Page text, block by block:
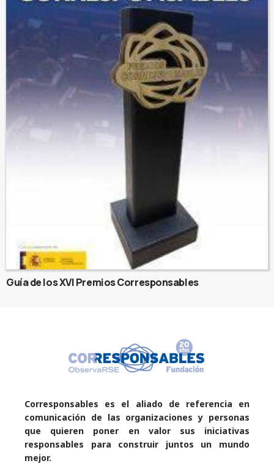
Guía de los XVI Premios Corresponsables
Corresponsables es el aliado de referencia en
comunicación de las organizaciones y personas
que quieren poner en valor sus iniciativas
responsables para construir juntos un mundo
mejor.